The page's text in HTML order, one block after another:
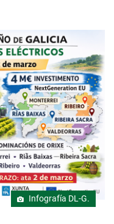
Infografía DL-G.